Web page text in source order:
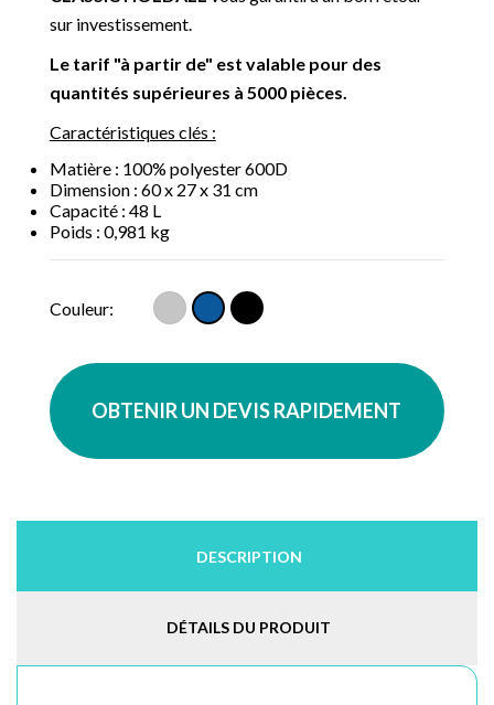
sur investissement.
Le tarif "à partir de" est valable pour des
quantités supérieures à 5000 pièces.
Caractéristiques clés :
Matière : 100% polyester 600D
Dimension : 60 x 27 x 31 cm
Capacité : 48 L
Poids : 0,981 kg
Couleur: Gris Bleu Noir
OBTENIR UN DEVIS RAPIDEMENT
DESCRIPTION
DÉTAILS DU PRODUIT